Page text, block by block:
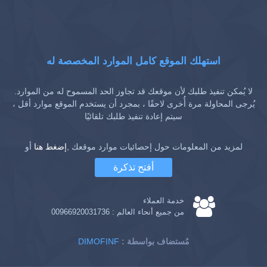
استهلك الموقع كامل الموارد المخصصة له
لا يُمكن تنفيذ طلبك لأن موقعك قد تجاوز الحد المسموح له من الموارد.
يُرجى المحاولة مرة أُخرى لاحقًا ، بمجرد أن يستخدم الموقع موارد أقل ،
سيتم إعادة تنفيذ طلبك تلقائيًا
لمزيد من المعلومات حول إحصائيات موارد موقعك ,إضغط هنا أو
أفتح تذكرة
خدمة العملاء
من جميع أنحاء العالم : 00966920031736
DIMOFINF : مُستضاف بواسطة